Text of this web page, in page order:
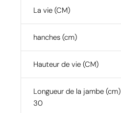
La vie (CM)
hanches (cm)
Hauteur de vie (CM)
Longueur de la jambe (cm)
30